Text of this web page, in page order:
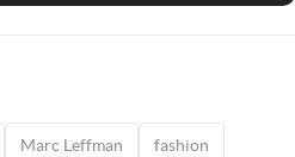
Marc Leffman fashion